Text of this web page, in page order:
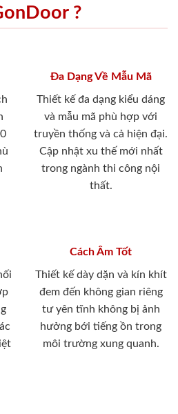
?
Đa Dạng Về Mẫu Mã
Thiết kế đa dạng kiểu dáng
và mẫu mã phù hợp với
truyền thống và cả hiện đại.
Cập nhật xu thế mới nhất
trong ngành thi công nội
thất.
Cách Âm Tốt
Thiết kế dày dặn và kín khít
đem đến không gian riêng
tư yên tĩnh không bị ảnh
hưởng bới tiếng ồn trong
môi trường xung quanh.